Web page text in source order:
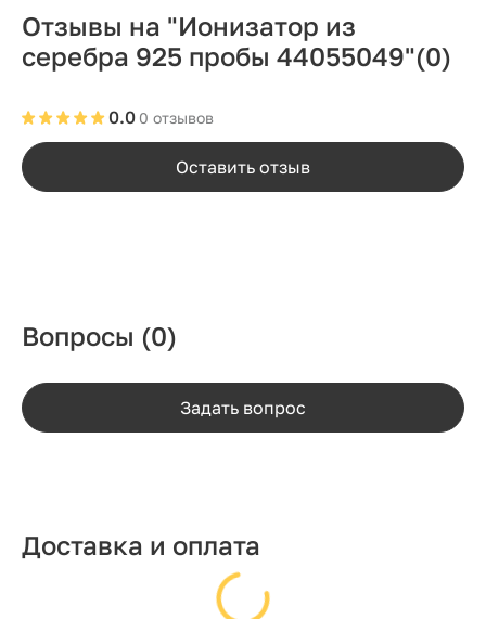
Отзывы на "Ионизатор из
серебра 925 пробы 44055049"(0)
0 отзывов
0.0
Оставить отзыв
Вопросы (0)
Задать вопрос
Доставка и оплата